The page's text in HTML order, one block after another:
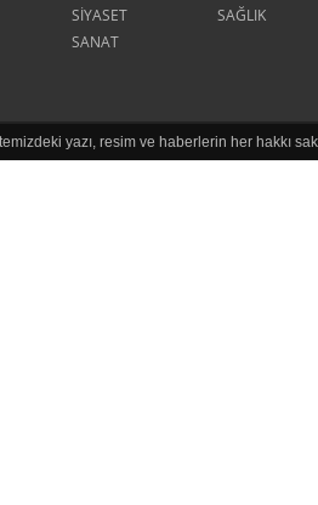
SİYASET
SAĞLIK
SANAT
yazı, resim ve haberlerin her hakkı